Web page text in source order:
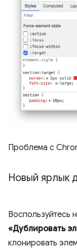
Проблема с
Новый ярлык
Воспользуйтесь
«Дублировать
клонировать